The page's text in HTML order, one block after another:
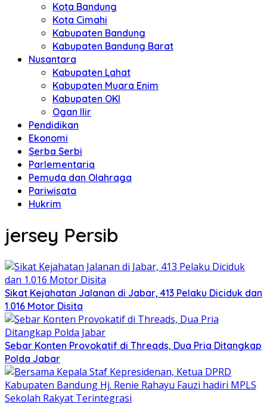
Kota Bandung
Kota Cimahi
Kabupaten Bandung
Kabupaten Bandung Barat
Nusantara
Kabupaten Lahat
Kabupaten Muara Enim
Kabupaten OKI
Ogan Ilir
Pendidikan
Ekonomi
Serba Serbi
Parlementaria
Pemuda dan Olahraga
Pariwisata
Hukrim
jersey Persib
Sikat Kejahatan Jalanan di Jabar, 413 Pelaku Diciduk dan
1.016 Motor Disita
Sebar Konten Provokatif di Threads, Dua Pria Ditangkap
Polda Jabar